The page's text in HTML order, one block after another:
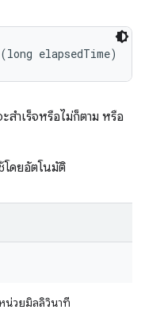
elapsedTime)
สำเร็จหรือไม่ก็ตาม หรือ
โดยอัตโนมัติ
น่วยมิลลิวินาที